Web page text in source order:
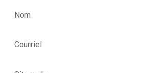
Nom
Courriel